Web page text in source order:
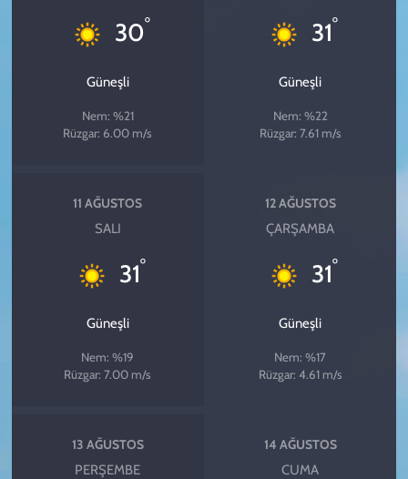
30°
Güneşli
Nem: %21
Rüzgar: 6.00 m/s
31°
Güneşli
Nem: %22
Rüzgar: 7.61 m/s
11 AĞUSTOS
SALI
31°
Güneşli
Nem: %19
Rüzgar: 7.00 m/s
12 AĞUSTOS
ÇARŞAMBA
31°
Güneşli
Nem: %17
Rüzgar: 4.61 m/s
13 AĞUSTOS
PERŞEMBE
14 AĞUSTOS
CUMA